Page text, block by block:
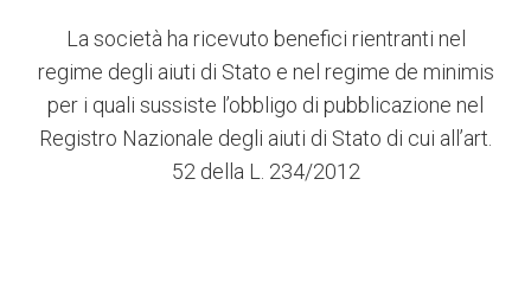
La società ha ricevuto benefici rientranti nel
regime degli aiuti di Stato e nel regime de minimis
per i quali sussiste l’obbligo di pubblicazione nel
Registro Nazionale degli aiuti di Stato di cui all’art.
52 della L. 234/2012